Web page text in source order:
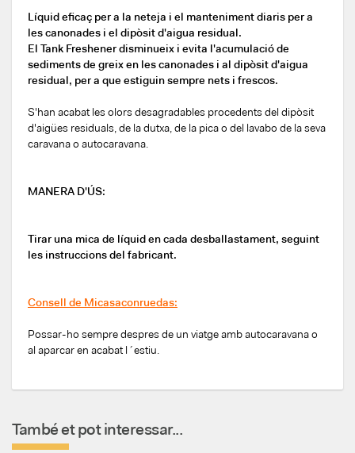
Líquid eficaç per a la neteja i el manteniment diaris per a
les canonades i el dipòsit d'aigua residual.
El Tank Freshener disminueix i evita l'acumulació de
sediments de greix en les canonades i al dipòsit d'aigua
residual, per a que estiguin sempre nets i frescos.
S'han acabat les olors desagradables procedents del dipòsit
d'aigües residuals, de la dutxa, de la pica o del lavabo de la seva
caravana o autocaravana.
MANERA D'ÚS:
Tirar una mica de líquid en cada desballastament, seguint
les instruccions del fabricant.
Consell de Micasaconruedas:
Possar-ho sempre despres de un viatge amb autocaravana o
al aparcar en acabat l´estiu.
També et pot interessar...